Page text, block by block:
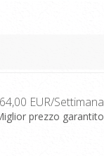
EUR/Settimana
prezzo garantito